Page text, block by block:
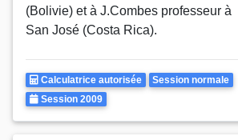
(Bolivie) et à J.Combes professeur à
San José (Costa Rica).
Calculatrice
Autorisee
Calculatrice autorisée Rattrapages
Session normale
Annee
Session 2009